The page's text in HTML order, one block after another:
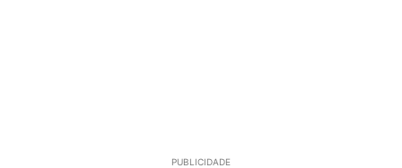
PUBLICIDADE